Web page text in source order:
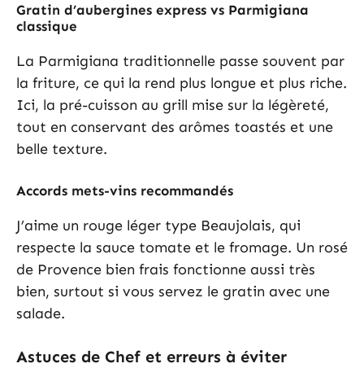
Gratin d’aubergines express vs Parmigiana
classique
La Parmigiana traditionnelle passe souvent par
la friture, ce qui la rend plus longue et plus riche.
Ici, la pré-cuisson au grill mise sur la légèreté,
tout en conservant des arômes toastés et une
belle texture.
Accords mets-vins recommandés
J’aime un rouge léger type Beaujolais, qui
respecte la sauce tomate et le fromage. Un rosé
de Provence bien frais fonctionne aussi très
bien, surtout si vous servez le gratin avec une
salade.
Astuces de Chef et erreurs à éviter